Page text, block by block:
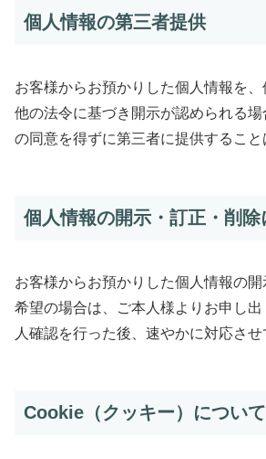
個人情報の第三者提供
お客様からお預かりした個人情報を
他の法令に基づき開示が認められる
の同意を得ずに第三者に提供すること
個人情報の開示・訂正・削除
お客様からお預かりした個人情報の
希望の場合は、ご本人様よりお申し
人確認を行った後、速やかに対応させ
Cookie（クッキー）について